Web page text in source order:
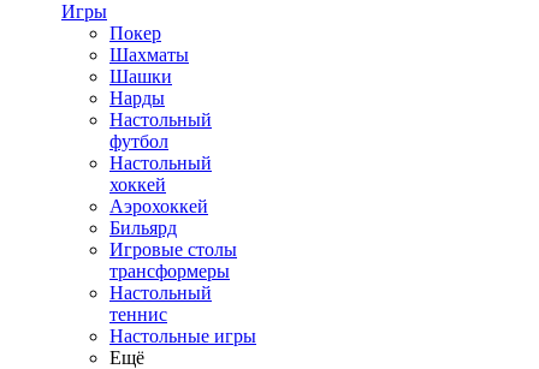
Игры
Покер
Шахматы
Шашки
Нарды
Настольный
футбол
Настольный
хоккей
Аэрохоккей
Бильярд
Игровые столы
трансформеры
Настольный
теннис
Настольные игры
Ещё